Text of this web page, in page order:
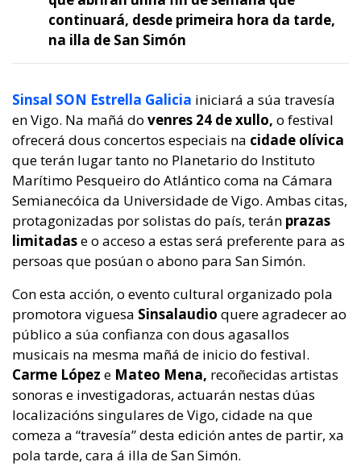
continuará, desde primeira hora da tarde,
na illa de San Simón
Sinsal SON Estrella Galicia iniciará a súa travesía
en Vigo. Na mañá do venres 24 de xullo, o festival
ofrecerá dous concertos especiais na cidade olívica
que terán lugar tanto no Planetario do Instituto
Marítimo Pesqueiro do Atlántico coma na Cámara
Semianecóica da Universidade de Vigo. Ambas citas,
protagonizadas por solistas do país, terán prazas
limitadase o acceso a estas será preferente para as
persoas que posúan o abono para San Simón.
Con esta acción, o evento cultural organizado pola
promotora viguesa Sinsalaudio quere agradecer ao
público a súa confianza con dous agasallos
musicais na mesma mañá de inicio do festival.
Carme López e Mateo Mena, recoñecidas artistas
sonoras e investigadoras, actuarán nestas dúas
localizacións singulares de Vigo, cidade na que
comeza a “travesía” desta edición antes de partir, xa
pola tarde, cara á illa de San Simón.